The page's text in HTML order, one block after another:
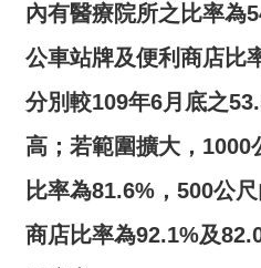
內有醫療院所之比率為
公車站牌及便利商店比
分別較109年6月底之
高；若範圍擴大， 1000
比率為81.6% ， 500公
商店比率為92.1%及